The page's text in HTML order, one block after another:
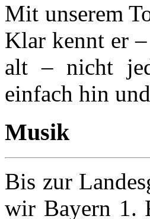
Mit unserem
Klar kennt er
alt – nicht
einfach hin
Musik
Bis zur
wir Bayern 1.